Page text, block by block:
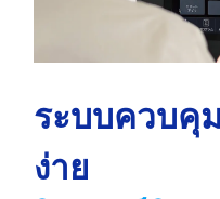
ระบบควบคุ
ง่าย